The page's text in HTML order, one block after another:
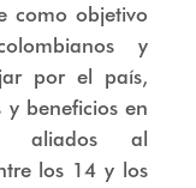
como objetivo
y
por el país,
y beneficios en
aliados al
los 14 y los